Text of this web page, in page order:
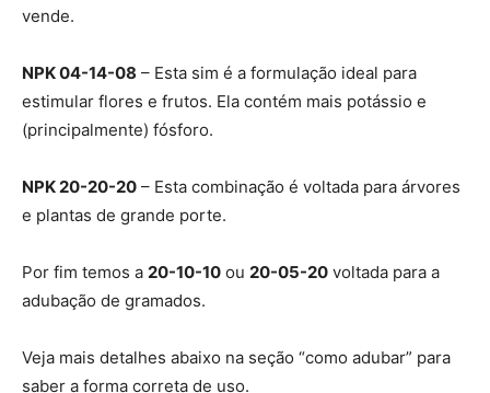
vende.
NPK 04-14-08 – Esta sim é a formulação ideal para
estimular flores e frutos. Ela contém mais potássio e
(principalmente) fósforo.
NPK 20-20-20 – Esta combinação é voltada para árvores
e plantas de grande porte.
Por fim temos a 20-10-10 ou 20-05-20 voltada para a
adubação de gramados.
Veja mais detalhes abaixo na seção “como adubar” para
saber a forma correta de uso.